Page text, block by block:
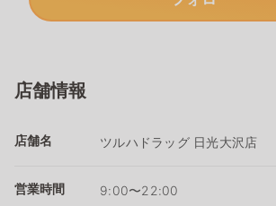
店舗情報
店舗名 ツルハドラッグ 日光大沢店
営業時間 9:00〜22:00